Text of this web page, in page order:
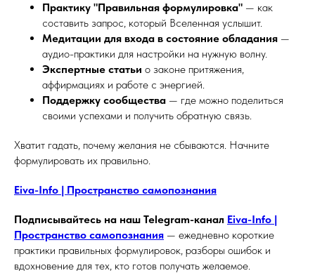
Практику "Правильная формулировка" — как
составить запрос, который Вселенная услышит.
Медитации для входа в состояние обладания —
аудио-практики для настройки на нужную волну.
Экспертные статьи о законе притяжения,
аффирмациях и работе с энергией.
Поддержку сообщества — где можно поделиться
своими успехами и получить обратную связь.
Хватит гадать, почему желания не сбываются. Начните
формулировать их правильно.
Eiva-Info | Пространство самопознания
Подписывайтесь на наш Telegram-канал Eiva-Info |
Пространство самопознания — ежедневно короткие
практики правильных формулировок, разборы ошибок и
вдохновение для тех, кто готов получать желаемое.